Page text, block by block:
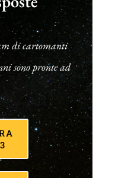
di cartomanti
sono pronte ad